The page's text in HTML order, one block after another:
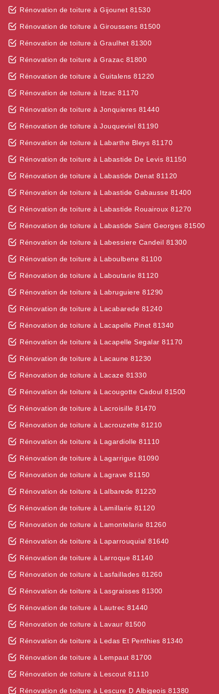
Rénovation de toiture à Gijounet 81530
Rénovation de toiture à Giroussens 81500
Rénovation de toiture à Graulhet 81300
Rénovation de toiture à Grazac 81800
Rénovation de toiture à Guitalens 81220
Rénovation de toiture à Itzac 81170
Rénovation de toiture à Jonquieres 81440
Rénovation de toiture à Jouqueviel 81190
Rénovation de toiture à Labarthe Bleys 81170
Rénovation de toiture à Labastide De Levis 81150
Rénovation de toiture à Labastide Denat 81120
Rénovation de toiture à Labastide Gabausse 81400
Rénovation de toiture à Labastide Rouairoux 81270
Rénovation de toiture à Labastide Saint Georges 81500
Rénovation de toiture à Labessiere Candeil 81300
Rénovation de toiture à Laboulbene 81100
Rénovation de toiture à Laboutarie 81120
Rénovation de toiture à Labruguiere 81290
Rénovation de toiture à Lacabarede 81240
Rénovation de toiture à Lacapelle Pinet 81340
Rénovation de toiture à Lacapelle Segalar 81170
Rénovation de toiture à Lacaune 81230
Rénovation de toiture à Lacaze 81330
Rénovation de toiture à Lacougotte Cadoul 81500
Rénovation de toiture à Lacroisille 81470
Rénovation de toiture à Lacrouzette 81210
Rénovation de toiture à Lagardiolle 81110
Rénovation de toiture à Lagarrigue 81090
Rénovation de toiture à Lagrave 81150
Rénovation de toiture à Lalbarede 81220
Rénovation de toiture à Lamillarie 81120
Rénovation de toiture à Lamontelarie 81260
Rénovation de toiture à Laparrouquial 81640
Rénovation de toiture à Larroque 81140
Rénovation de toiture à Lasfaillades 81260
Rénovation de toiture à Lasgraisses 81300
Rénovation de toiture à Lautrec 81440
Rénovation de toiture à Lavaur 81500
Rénovation de toiture à Ledas Et Penthies 81340
Rénovation de toiture à Lempaut 81700
Rénovation de toiture à Lescout 81110
Rénovation de toiture à Lescure D Albigeois 81380